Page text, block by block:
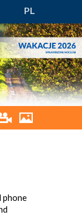
PL
phone